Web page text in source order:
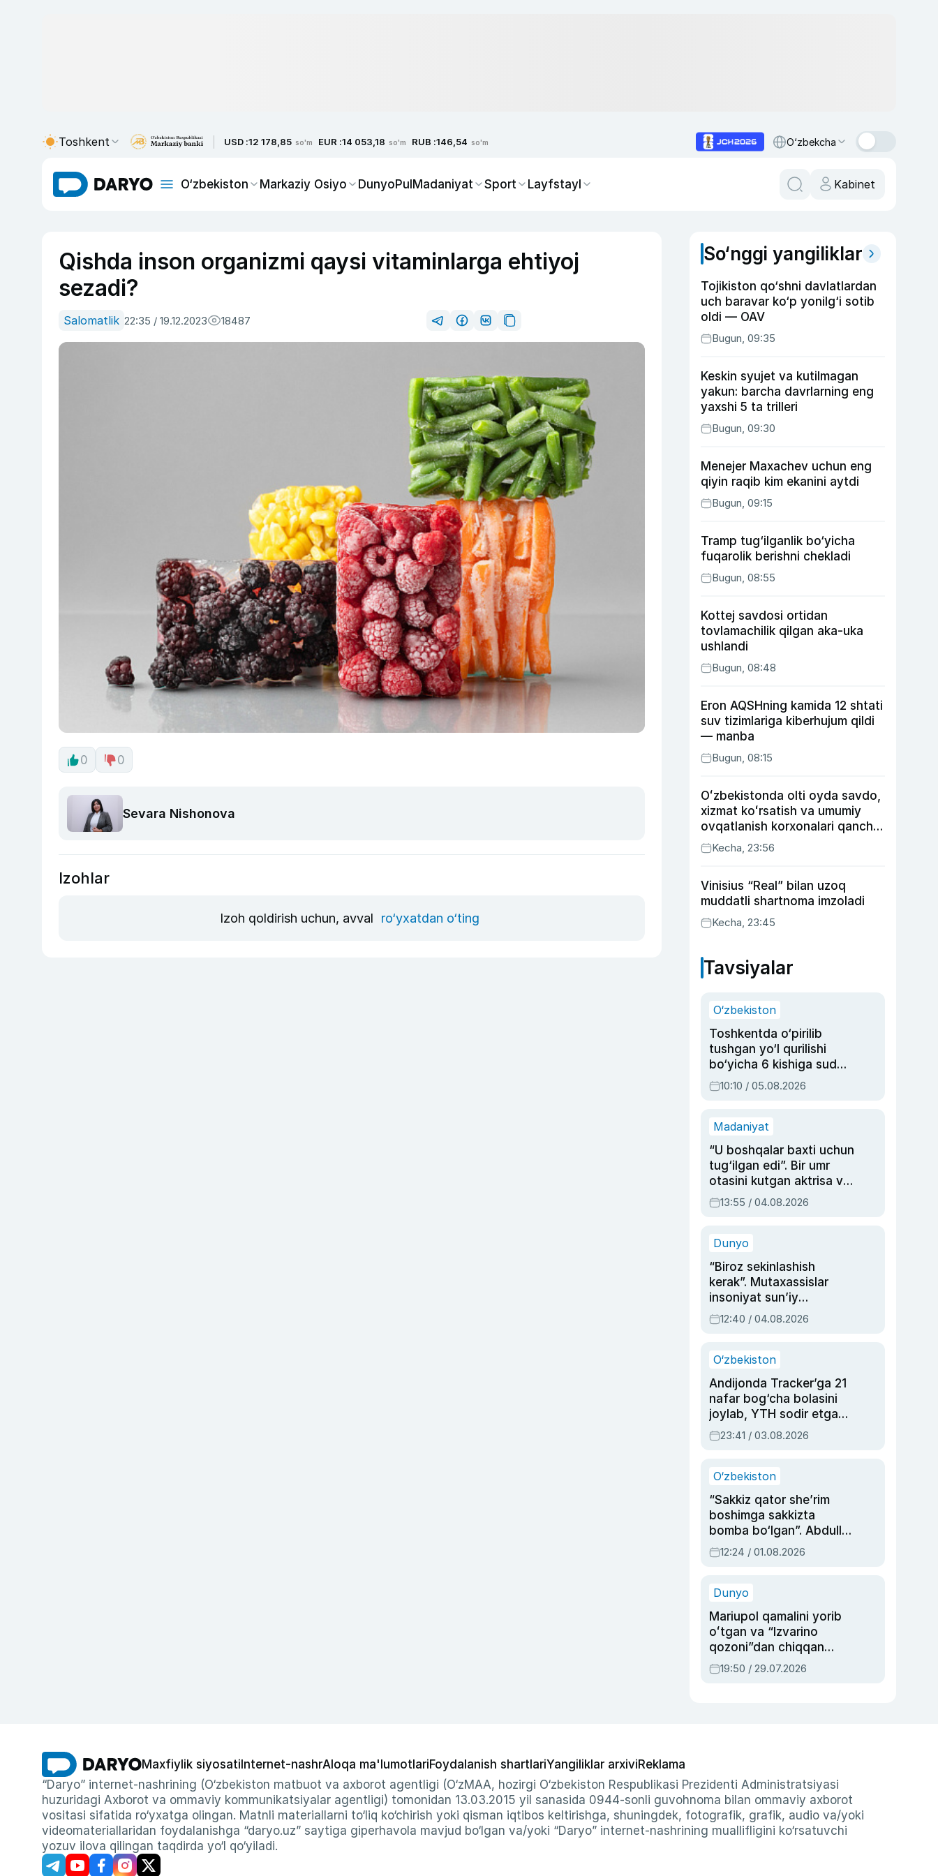
Toshkent USD :12 178,85 so'm EUR :14 053,18 so'm RUB :146,54 so'm O‘zbekcha
O‘zbekiston Markaziy Osiyo DunyoPulMadaniyat Sport Layfstayl Kabinet
Qishda inson organizmi qaysi vitaminlarga ehtiyoj
sezadi?
Salomatlik 22:35 / 19.12.2023 18487
0 0
Sevara Nishonova
Izohlar
Izoh qoldirish uchun, avval ro‘yxatdan o‘ting
So‘nggi yangiliklar
Tojikiston qo‘shni davlatlardan
uch baravar ko‘p yonilg‘i sotib
oldi — OAV
Bugun, 09:35
Keskin syujet va kutilmagan
yakun: barcha davrlarning eng
yaxshi 5 ta trilleri
Bugun, 09:30
Menejer Maxachev uchun eng
qiyin raqib kim ekanini aytdi
Bugun, 09:15
Tramp tug‘ilganlik bo‘yicha
fuqarolik berishni chekladi
Bugun, 08:55
Kottej savdosi ortidan
tovlamachilik qilgan aka-uka
ushlandi
Bugun, 08:48
Eron AQSHning kamida 12 shtati
suv tizimlariga kiberhujum qildi
— manba
Bugun, 08:15
Oʻzbekistonda olti oyda savdo,
xizmat koʻrsatish va umumiy
ovqatlanish korxonalari qancha
soliq toʻlagani ochiqlandi
Kecha, 23:56
Vinisius “Real” bilan uzoq
muddatli shartnoma imzoladi
Kecha, 23:45
Tavsiyalar
O‘zbekiston
Toshkentda o‘pirilib
tushgan yo‘l qurilishi
bo‘yicha 6 kishiga sud
hukmi o‘qildi
10:10 / 05.08.2026
Madaniyat
“U boshqalar baxti uchun
tug‘ilgan edi”. Bir umr
otasini kutgan aktrisa va
dublyaj ustasi Rimma
Ahmedovaning
13:55 / 04.08.2026
Dunyo
“Biroz sekinlashish
kerak”. Mutaxassislar
insoniyat sun’iy
intellektni boshqara
olmay qolishidan xavotir
12:40 / 04.08.2026
O‘zbekiston
Andijonda Tracker’ga 21
nafar bog‘cha bolasini
joylab, YTH sodir etgan
ayolga sud hukmi o‘qildi
23:41 / 03.08.2026
O‘zbekiston
“Sakkiz qator she’rim
boshimga sakkizta
bomba bo‘lgan”. Abdulla
Oripovni siyosiy
ayblovlardan asrab
12:24 / 01.08.2026
Dunyo
Mariupol qamalini yorib
oʻtgan va “Izvarino
qozoni”dan chiqqan
qahramon — Ukraina
armiyasi bosh
19:50 / 29.07.2026
Maxfiylik siyosati Internet-nashrAloqa ma'lumotlariFoydalanish shartlariYangiliklar arxiviReklama
“Daryo” internet-nashrining (O‘zbekiston matbuot va axborot agentligi (O‘zMAA, hozirgi O‘zbekiston Respublikasi Prezidenti Administratsiyasi
huzuridagi Axborot va ommaviy kommunikatsiyalar agentligi) tomonidan 13.03.2015 yil sanasida 0944-sonli guvohnoma bilan ommaviy axborot
vositasi sifatida ro‘yxatga olingan. Matnli materiallarni to‘liq ko‘chirish yoki qisman iqtibos keltirishga, shuningdek, fotografik, grafik, audio va/yoki
videomateriallaridan foydalanishga “daryo.uz” saytiga giperhavola mavjud bo‘lgan va/yoki “Daryo” internet-nashrining muallifligini ko‘rsatuvchi
yozuv ilova qilingan taqdirda yo‘l qo‘yiladi.